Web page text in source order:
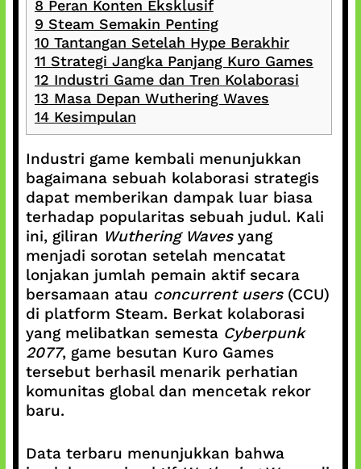
8 Peran Konten Eksklusif
9 Steam Semakin Penting
10Tantangan Setelah Hype Berakhir
11 Strategi Jangka Panjang Kuro Games
12 Industri Game dan Tren Kolaborasi
13 Masa Depan Wuthering Waves
14Kesimpulan
Industri game kembali menunjukkan
bagaimana sebuah kolaborasi strategis
dapat memberikan dampak luar biasa
terhadap popularitas sebuah judul. Kali
ini, giliran Wuthering Wavesyang
menjadi sorotan setelah mencatat
lonjakan jumlah pemain aktif secara
bersamaan atau concurrent users(CCU)
di platform Steam. Berkat kolaborasi
yang melibatkan semesta Cyberpunk
2077, game besutan Kuro Games
tersebut berhasil menarik perhatian
komunitas global dan mencetak rekor
baru.
Data terbaru menunjukkan bahwa